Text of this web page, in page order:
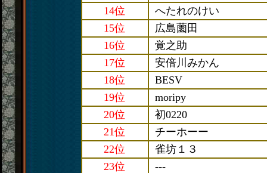
14位
へたれのけい
15位
広島薗田
16位
覚之助
17位
安倍川みかん
18位
BESV
19位
moripy
20位
初0220
21位
チーホーー
22位
雀坊１３
23位
---